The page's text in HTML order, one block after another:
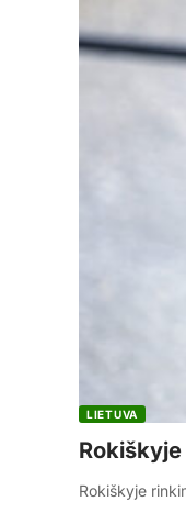
LIETUVA
Rokiškyje